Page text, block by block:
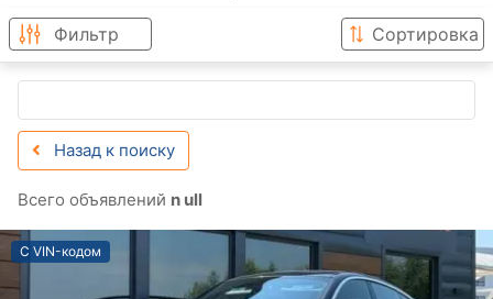
Фильтр Сортировка
Назад к поиску
Всего объявлений n ull
С VIN-кодом